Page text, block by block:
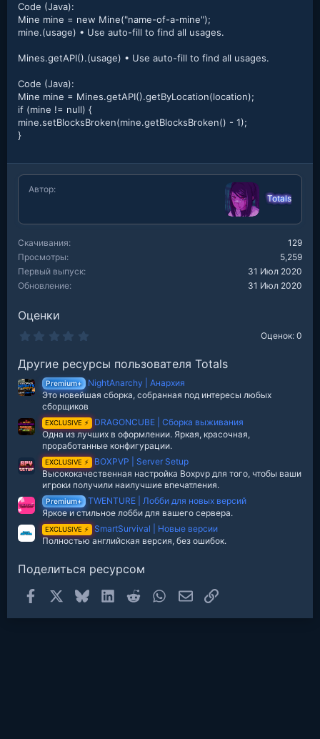
Code (Java):
Mine mine = new Mine("name-of-a-mine");
mine.(usage) • Use auto-fill to find all usages.
Mines.getAPI().(usage) • Use auto-fill to find all usages.
Code (Java):
Mine mine = Mines.getAPI().getByLocation(location);
if (mine != null) {
mine.setBlocksBroken(mine.getBlocksBroken() - 1);
}
Автор
Totals
Скачивания
129
Просмотры
5,259
Первый выпуск
31 Июл 2020
Обновление
31 Июл 2020
Оценки
0
з
в
е
д
Оценок: 0
Другие ресурсы пользователя Totals
Premium+
NightAnarchy | Анархия
Это новейшая сборка, собранная под интересы любых
сборщиков
EXCLUSIVE ⚡
DRAGONCUBE | Сборка выживания
Одна из лучших в оформлении. Яркая, красочная,
проработанные конфигурации.
EXCLUSIVE ⚡
BOXPVP | Server Setup
Высококачественная настройка Boxpvp для того, чтобы ваши
игроки получили наилучшие впечатления.
Premium+
TWENTURE | Лобби для новых версий
Яркое и стильное лобби для вашего сервера.
EXCLUSIVE ⚡
SmartSurvival | Новые версии
Полностью английская версия, без ошибок.
Поделиться ресурсом
Facebook Bluesky LinkedInReddit WhatsAppЭлектронная почта
Ссылка